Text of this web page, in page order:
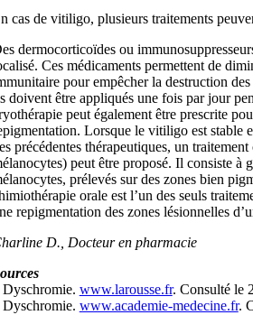
cas de vitiligo, plusieurs traitements
dermocorticoïdes ou
Ces médicaments permettent de
pour empêcher la destruction
doivent être appliqués une fois par jour
peut également être prescrite
Lorsque le vitiligo est stable
précédentes thérapeutiques, un
peut être proposé. Il consiste à
prélevés sur des zones bien
orale est l’un des seuls
repigmentation des zones lésionnelles
D., Docteur en pharmacie
Dyschromie. www.larousse.fr. Consulté le
Dyschromie. www.academie-medecine.fr.